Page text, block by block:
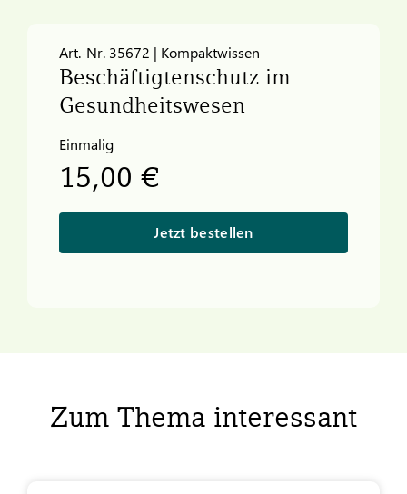
Art.-Nr. 35672 | Kompaktwissen
Beschäftigtenschutz im
Gesundheitswesen
Einmalig
15,00 €
Jetzt bestellen
Zum Thema interessant